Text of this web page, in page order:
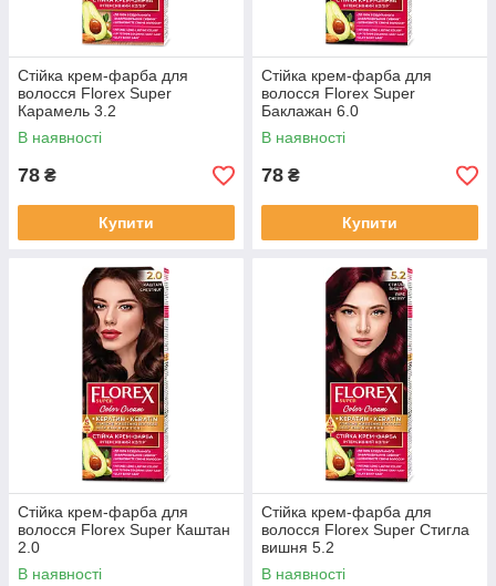
Стійка крем-фарба для
волосся Florex Super
Карамель 3.2
В наявності
78 ₴
Купити
Стійка крем-фарба для
волосся Florex Super
Баклажан 6.0
В наявності
78 ₴
Купити
Стійка крем-фарба для
волосся Florex Super Каштан
2.0
В наявності
Стійка крем-фарба для
волосся Florex Super Стигла
вишня 5.2
В наявності